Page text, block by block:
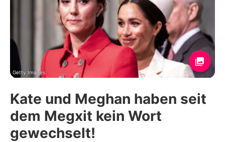
Filme & Serien
Lifestyle
Familie & Liebe
Promiflash Exklusiv
Alle Themen auf Promiflash
Getty Images
Kate und Meghan haben seit
dem Megxit kein Wort
gewechselt!